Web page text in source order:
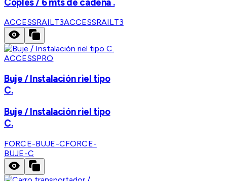
ACCESSRAILT3ACCESSRAILT3
ACCESSPRO
Buje / Instalación riel tipo
C.
Buje / Instalación riel tipo
C.
FORCE-BUJE-CFORCE-
BUJE-C